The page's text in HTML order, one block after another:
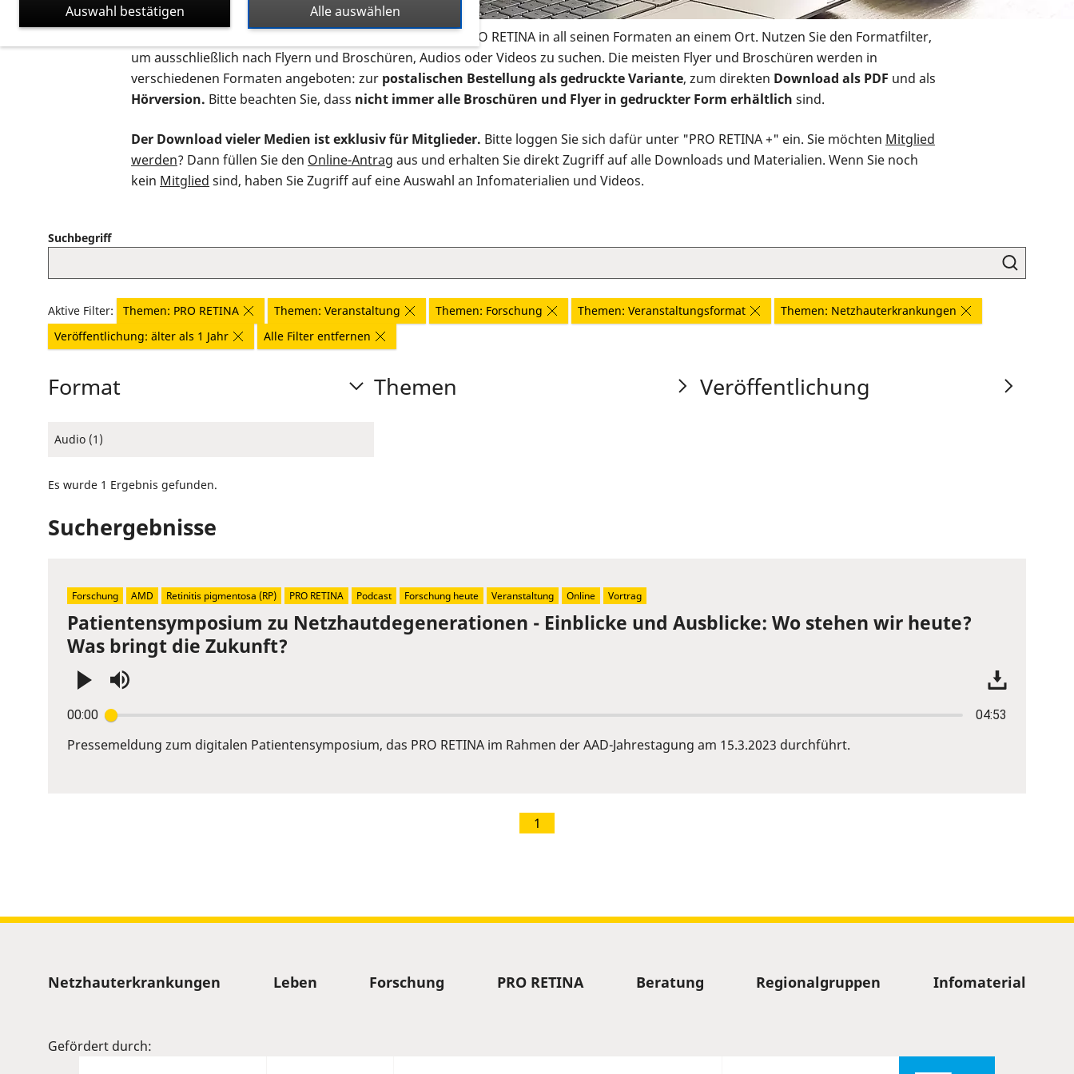
Auf dieser Seite finden Sie sämtliches Infomaterial der PRO RETINA in all seinen Formaten an einem Ort. Nutzen Sie den Formatfilter,
um ausschließlich nach Flyern und Broschüren, Audios oder Videos zu suchen. Die meisten Flyer und Broschüren werden in
verschiedenen Formaten angeboten: zur postalischen Bestellung als gedruckte Variante, zum direkten Download als PDF und als
Hörversion. Bitte beachten Sie, dass nicht immer alle Broschüren und Flyer in gedruckter Form erhältlich sind.
Der Download vieler Medien ist exklusiv für Mitglieder. Bitte loggen Sie sich dafür unter "PRO RETINA +" ein. Sie möchten Mitglied
werden? Dann füllen Sie den Online-Antrag aus und erhalten Sie direkt Zugriff auf alle Downloads und Materialien. Wenn Sie noch
kein Mitglied sind, haben Sie Zugriff auf eine Auswahl an Infomaterialien und Videos.
Suchbegriff
Aktive Filter: Themen: PRO RETINA Themen: Veranstaltung Themen: Forschung Themen: Veranstaltungsformat
Themen: Netzhauterkrankungen
Veröffentlichung: älter als 1 Jahr
Alle Filter entfernen
Format
Audio (1)
Themen Veröffentlichung
Es wurde 1 Ergebnis gefunden.
Suchergebnisse
Patientensymposium zu Netzhautdegenerationen - Einblicke und Ausblicke: Wo stehen wir heute?
Was bringt die Zukunft?
00:00 04:53
Enter
or
Pressemeldung zum digitalen Patientensymposium, das PRO RETINA im Rahmen der AAD-Jahrestagung am 15.3.2023 durchführt.
Forschung AMD Retinitis pigmentosa (RP) PRO RETINA Podcast Forschung heute Veranstaltung Online Vortrag
1
Sitemap
Netzhauterkrankungen Leben Forschung PRO RETINA Beratung Regionalgruppen Infomaterial
Gefördert durch:
Alle auswählen
Auswahl bestätigen